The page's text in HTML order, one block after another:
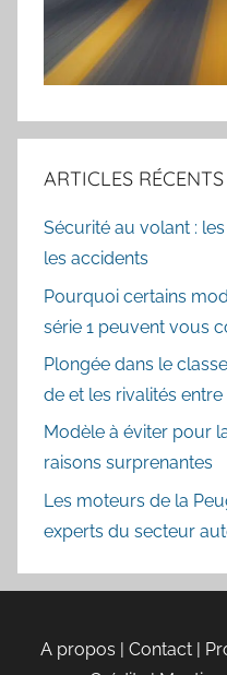
ARTICLES RÉCENTS
Sécurité au volant :
les accidents
Pourquoi certains
série 1 peuvent vous
Plongée dans le
de et les rivalités
Modèle à éviter pour
raisons surprenantes
Les moteurs de la
experts du secteur
A propos | Contact |